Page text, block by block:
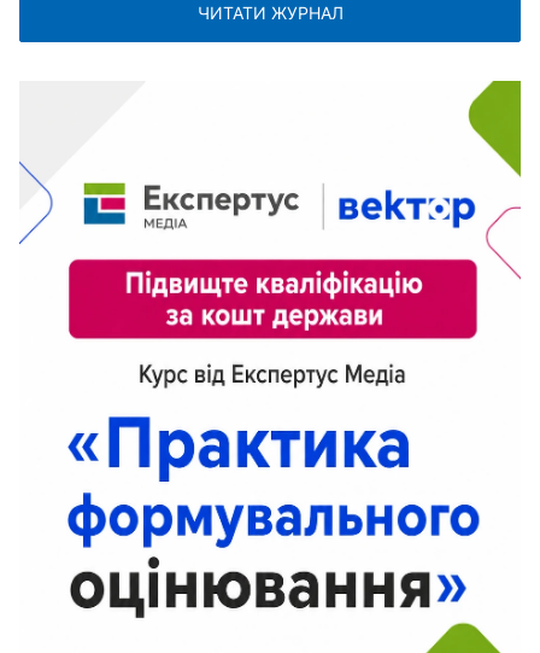
ЧИТАТИ ЖУРНАЛ